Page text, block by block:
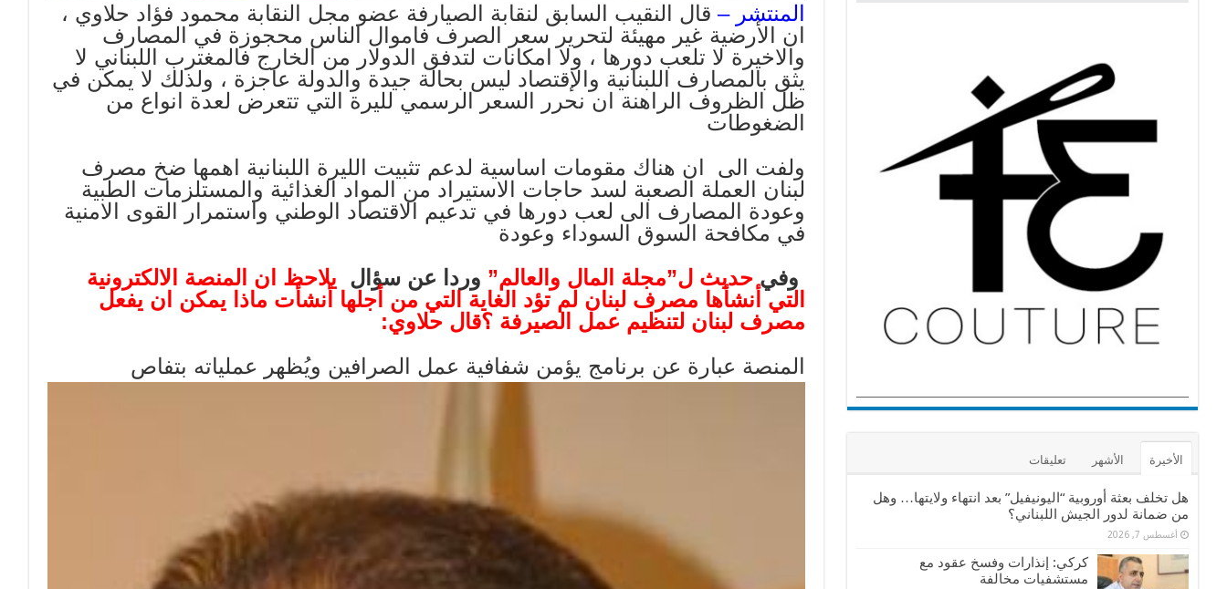
المنتشر –قال النقيب السابق لنقابة الصيارفة عضو مجل النقابة محمود فؤاد حلاوي ،
ان الأرضية غير مهيئة لتحرير سعر الصرف فاموال الناس محجوزة في المصارف
والاخيرة لا تلعب دورها ، ولا امكانات لتدفق الدولار من الخارج فالمغترب اللبناني لا
يثق بالمصارف اللبنانية والإقتصاد ليس بحالة جيدة والدولة عاجزة ، ولذلك لا يمكن في
ظل الظروف الراهنة ان نحرر السعر الرسمي لليرة التي تتعرض لعدة انواع من
الضغوطات
ولفت الى ان هناك مقومات اساسية لدعم تثبيت الليرة اللبنانية اهمها ضخ مصرف
لبنان العملة الصعبة لسد حاجات الاستيراد من المواد الغذائية والمستلزمات الطبية
وعودة المصارف الى لعب دورها في تدعيم الاقتصاد الوطني واستمرار القوى الامنية
في مكافحة السوق السوداء وعودة
وفيحديث ل”مجلة المال والعالم” وردا عن سؤال يلاحظ ان المنصة الالكترونية
التي أنشأها مصرف لبنان لم تؤد الغاية التي من أجلها أنشأت ماذا يمكن ان يفعل
مصرف لبنان لتنظيم عمل الصيرفة ؟قال حلاوي:
المنصة عبارة عن برنامج يؤمن شفافية عمل الصرافين ويُظهر عملياته بتفاص
الأخيرة الأشهر تعليقات
هل تخلف بعثة أوروبية “اليونيفيل” بعد انتهاء ولايتها… وهل
من ضمانة لدور الجيش اللبناني؟
أغسطس 7, 2026
كركي: إنذارات وفسخ عقود مع
مستشفيات مخالفة